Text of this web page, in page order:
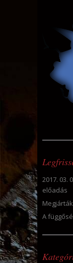
2017. 03.
előadás
A